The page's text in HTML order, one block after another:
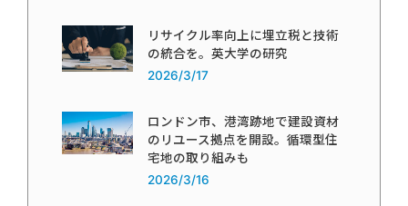
リサイクル率向上に埋立税と技術
の統合を。英大学の研究
2026/3/17
ロンドン市、港湾跡地で建設資材
のリユース拠点を開設。循環型住
宅地の取り組みも
2026/3/16